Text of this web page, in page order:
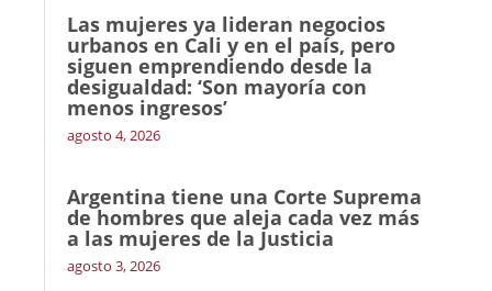
Las mujeres ya lideran negocios
urbanos en Cali y en el país, pero
siguen emprendiendo desde la
desigualdad: ‘Son mayoría con
menos ingresos’
agosto 4, 2026
Argentina tiene una Corte Suprema
de hombres que aleja cada vez más
a las mujeres de la Justicia
agosto 3, 2026